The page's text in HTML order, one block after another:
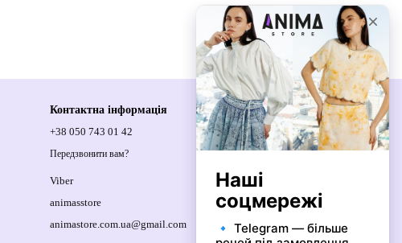
Контактна інформація
+38 050 743 01 42
Передзвонити вам?
Viber
animasstore
animastore.com.ua@gmail.com
Спортивна площа, 1, м.Київ, 01021,
Україна